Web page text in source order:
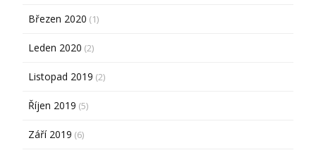
Březen 2020 (1)
Leden 2020 (2)
Listopad 2019 (2)
Říjen 2019 (5)
Září 2019 (6)